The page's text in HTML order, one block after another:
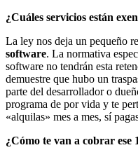
¿Cuáles servicios están
La ley nos deja un pequeño
software. La normativa
software no tendrán esta
demuestre que hubo un
parte del desarrollador o
programa de por vida y te
«alquilas» mes a mes, sí
¿Cómo te van a cobrar ese